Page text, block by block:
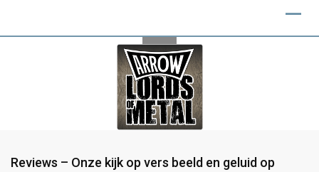
Reviews – Onze kijk op vers beeld en geluid op